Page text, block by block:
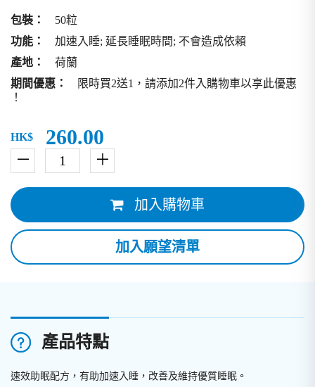
包裝：
50粒
功能：
加速入睡; 延長睡眠時間; 不會造成依賴
產地：
荷蘭
期間優惠：
限時買2送1，請添加2件入購物車以享此優惠
！
HK$ 260.00
－ ＋
加入購物車
加入願望清單
產品特點
速效助眠配方，有助加速入睡，改善及維持優質睡眠 。